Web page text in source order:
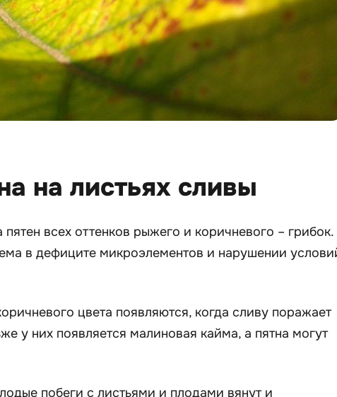
на листьях сливы
всех оттенков рыжего и коричневого – грибок.
в дефиците микроэлементов и нарушении
цвета появляются, когда сливу поражает
у них появляется малиновая кайма, а пятна могут
побеги с листьями и плодами вянут и